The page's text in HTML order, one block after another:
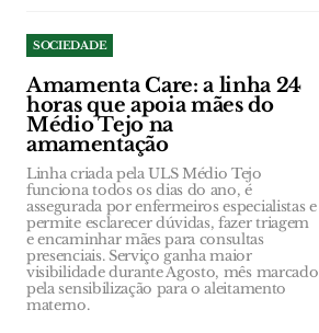
SOCIEDADE
Amamenta Care: a linha 24
horas que apoia mães do
Médio Tejo na
amamentação
Linha criada pela ULS Médio Tejo
funciona todos os dias do ano, é
assegurada por enfermeiros especialistas e
permite esclarecer dúvidas, fazer triagem
e encaminhar mães para consultas
presenciais. Serviço ganha maior
visibilidade durante Agosto, mês marcado
pela sensibilização para o aleitamento
materno.